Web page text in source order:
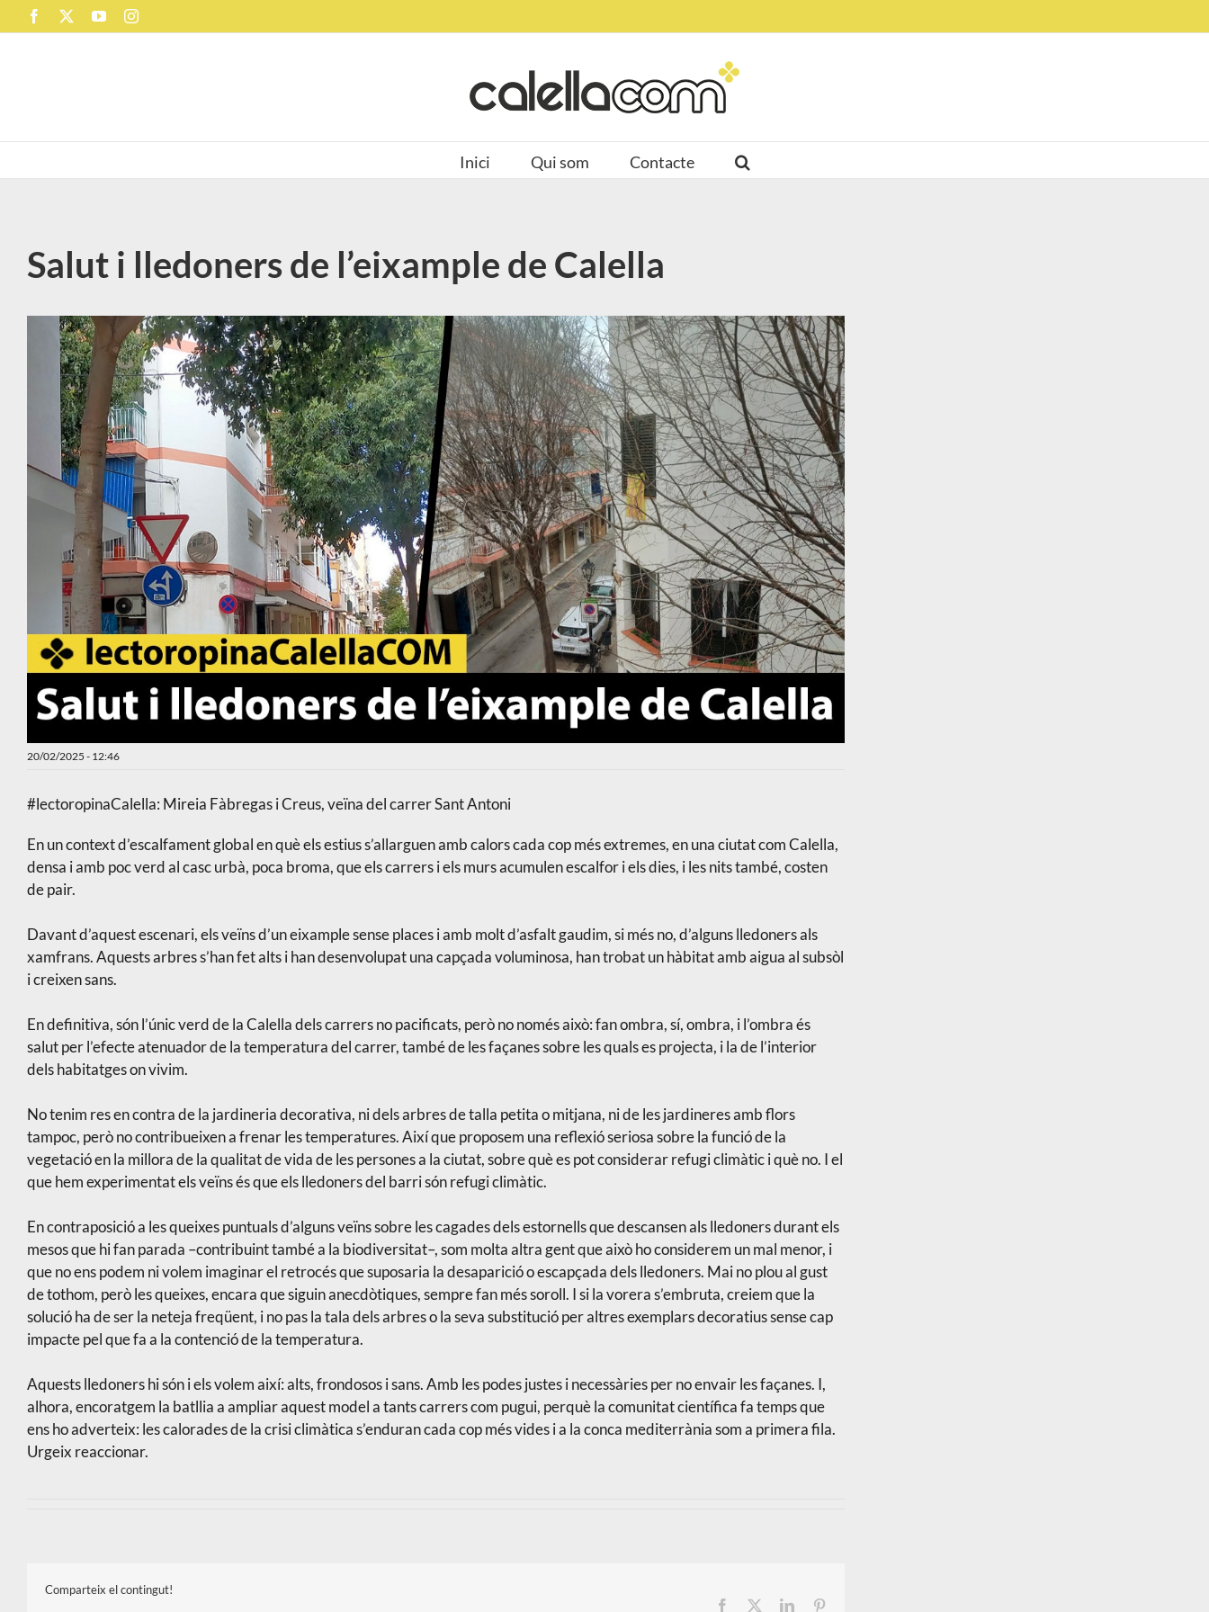
to
Facebook YouTubeInstagram
Inici Qui som Contacte
Salut i lledoners de l’eixample de Calella
20/02/2025 - 12:46
#lectoropinaCalella: Mireia Fàbregas i Creus, veïna del carrer Sant Antoni
En un context d’escalfament global en què els estius s’allarguen amb calors cada cop més extremes, en una ciutat com Calella,
densa i amb poc verd al casc urbà, poca broma, que els carrers i els murs acumulen escalfor i els dies, i les nits també, costen
de pair.
Davant d’aquest escenari, els veïns d’un eixample sense places i amb molt d’asfalt gaudim, si més no, d’alguns lledoners als
xamfrans. Aquests arbres s’han fet alts i han desenvolupat una capçada voluminosa, han trobat un hàbitat amb aigua al subsòl
i creixen sans.
En definitiva, són l’únic verd de la Calella dels carrers no pacificats, però no només això: fan ombra, sí, ombra, i l’ombra és
salut per l’efecte atenuador de la temperatura del carrer, també de les façanes sobre les quals es projecta, i la de l’interior
dels habitatges on vivim.
No tenim res en contra de la jardineria decorativa, ni dels arbres de talla petita o mitjana, ni de les jardineres amb flors
tampoc, però no contribueixen a frenar les temperatures. Així que proposem una reflexió seriosa sobre la funció de la
vegetació en la millora de la qualitat de vida de les persones a la ciutat, sobre què es pot considerar refugi climàtic i què no. I el
que hem experimentat els veïns és que els lledoners del barri són refugi climàtic.
En contraposició a les queixes puntuals d’alguns veïns sobre les cagades dels estornells que descansen als lledoners durant els
mesos que hi fan parada –contribuint també a la biodiversitat–, som molta altra gent que això ho considerem un mal menor, i
que no ens podem ni volem imaginar el retrocés que suposaria la desaparició o escapçada dels lledoners. Mai no plou al gust
de tothom, però les queixes, encara que siguin anecdòtiques, sempre fan més soroll. I si la vorera s’embruta, creiem que la
solució ha de ser la neteja freqüent, i no pas la tala dels arbres o la seva substitució per altres exemplars decoratius sense cap
impacte pel que fa a la contenció de la temperatura.
Aquests lledoners hi són i els volem així: alts, frondosos i sans. Amb les podes justes i necessàries per no envair les façanes. I,
alhora, encoratgem la batllia a ampliar aquest model a tants carrers com pugui, perquè la comunitat científica fa temps que
ens ho adverteix: les calorades de la crisi climàtica s’enduran cada cop més vides i a la conca mediterrània som a primera fila.
Urgeix reaccionar.
Comparteix el contingut!
Facebook
LinkedIn